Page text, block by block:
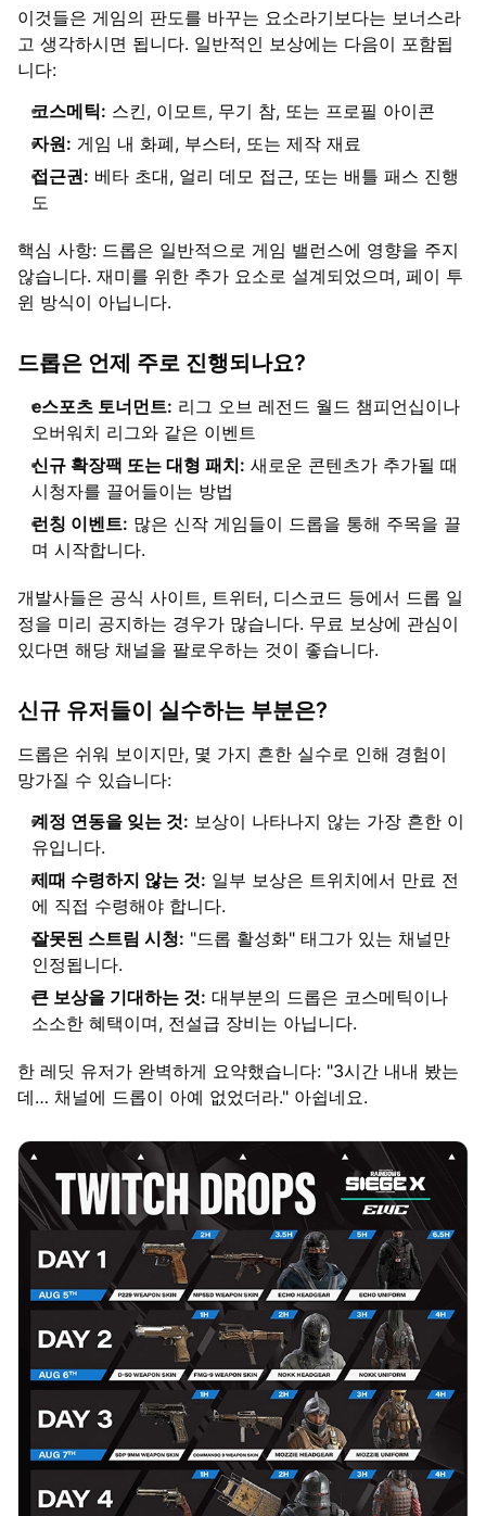
이것들은 게임의 판도를 바꾸는 요소라기보다는 보너스라
고 생각하시면 됩니다. 일반적인 보상에는 다음이 포함됩
니다:
코스메틱: 스킨, 이모트, 무기 참, 또는 프로필 아이콘
자원: 게임 내 화폐, 부스터, 또는 제작 재료
접근권: 베타 초대, 얼리 데모 접근, 또는 배틀 패스 진행
도
핵심 사항: 드롭은 일반적으로 게임 밸런스에 영향을 주지
않습니다. 재미를 위한 추가 요소로 설계되었으며, 페이 투
윈 방식이 아닙니다.
드롭은 언제 주로 진행되나요?
e스포츠 토너먼트: 리그 오브 레전드 월드 챔피언십이나
오버워치 리그와 같은 이벤트
신규 확장팩 또는 대형 패치: 새로운 콘텐츠가 추가될 때
시청자를 끌어들이는 방법
런칭 이벤트: 많은 신작 게임들이 드롭을 통해 주목을 끌
며 시작합니다.
개발사들은 공식 사이트, 트위터, 디스코드 등에서 드롭 일
정을 미리 공지하는 경우가 많습니다. 무료 보상에 관심이
있다면 해당 채널을 팔로우하는 것이 좋습니다.
신규 유저들이 실수하는 부분은?
드롭은 쉬워 보이지만, 몇 가지 흔한 실수로 인해 경험이
망가질 수 있습니다:
계정 연동을 잊는 것: 보상이 나타나지 않는 가장 흔한 이
유입니다.
제때 수령하지 않는 것: 일부 보상은 트위치에서 만료 전
에 직접 수령해야 합니다.
잘못된 스트림 시청: "드롭 활성화" 태그가 있는 채널만
인정됩니다.
큰 보상을 기대하는 것: 대부분의 드롭은 코스메틱이나
소소한 혜택이며, 전설급 장비는 아닙니다.
한 레딧 유저가 완벽하게 요약했습니다: "3시간 내내 봤는
데… 채널에 드롭이 아예 없었더라." 아쉽네요.